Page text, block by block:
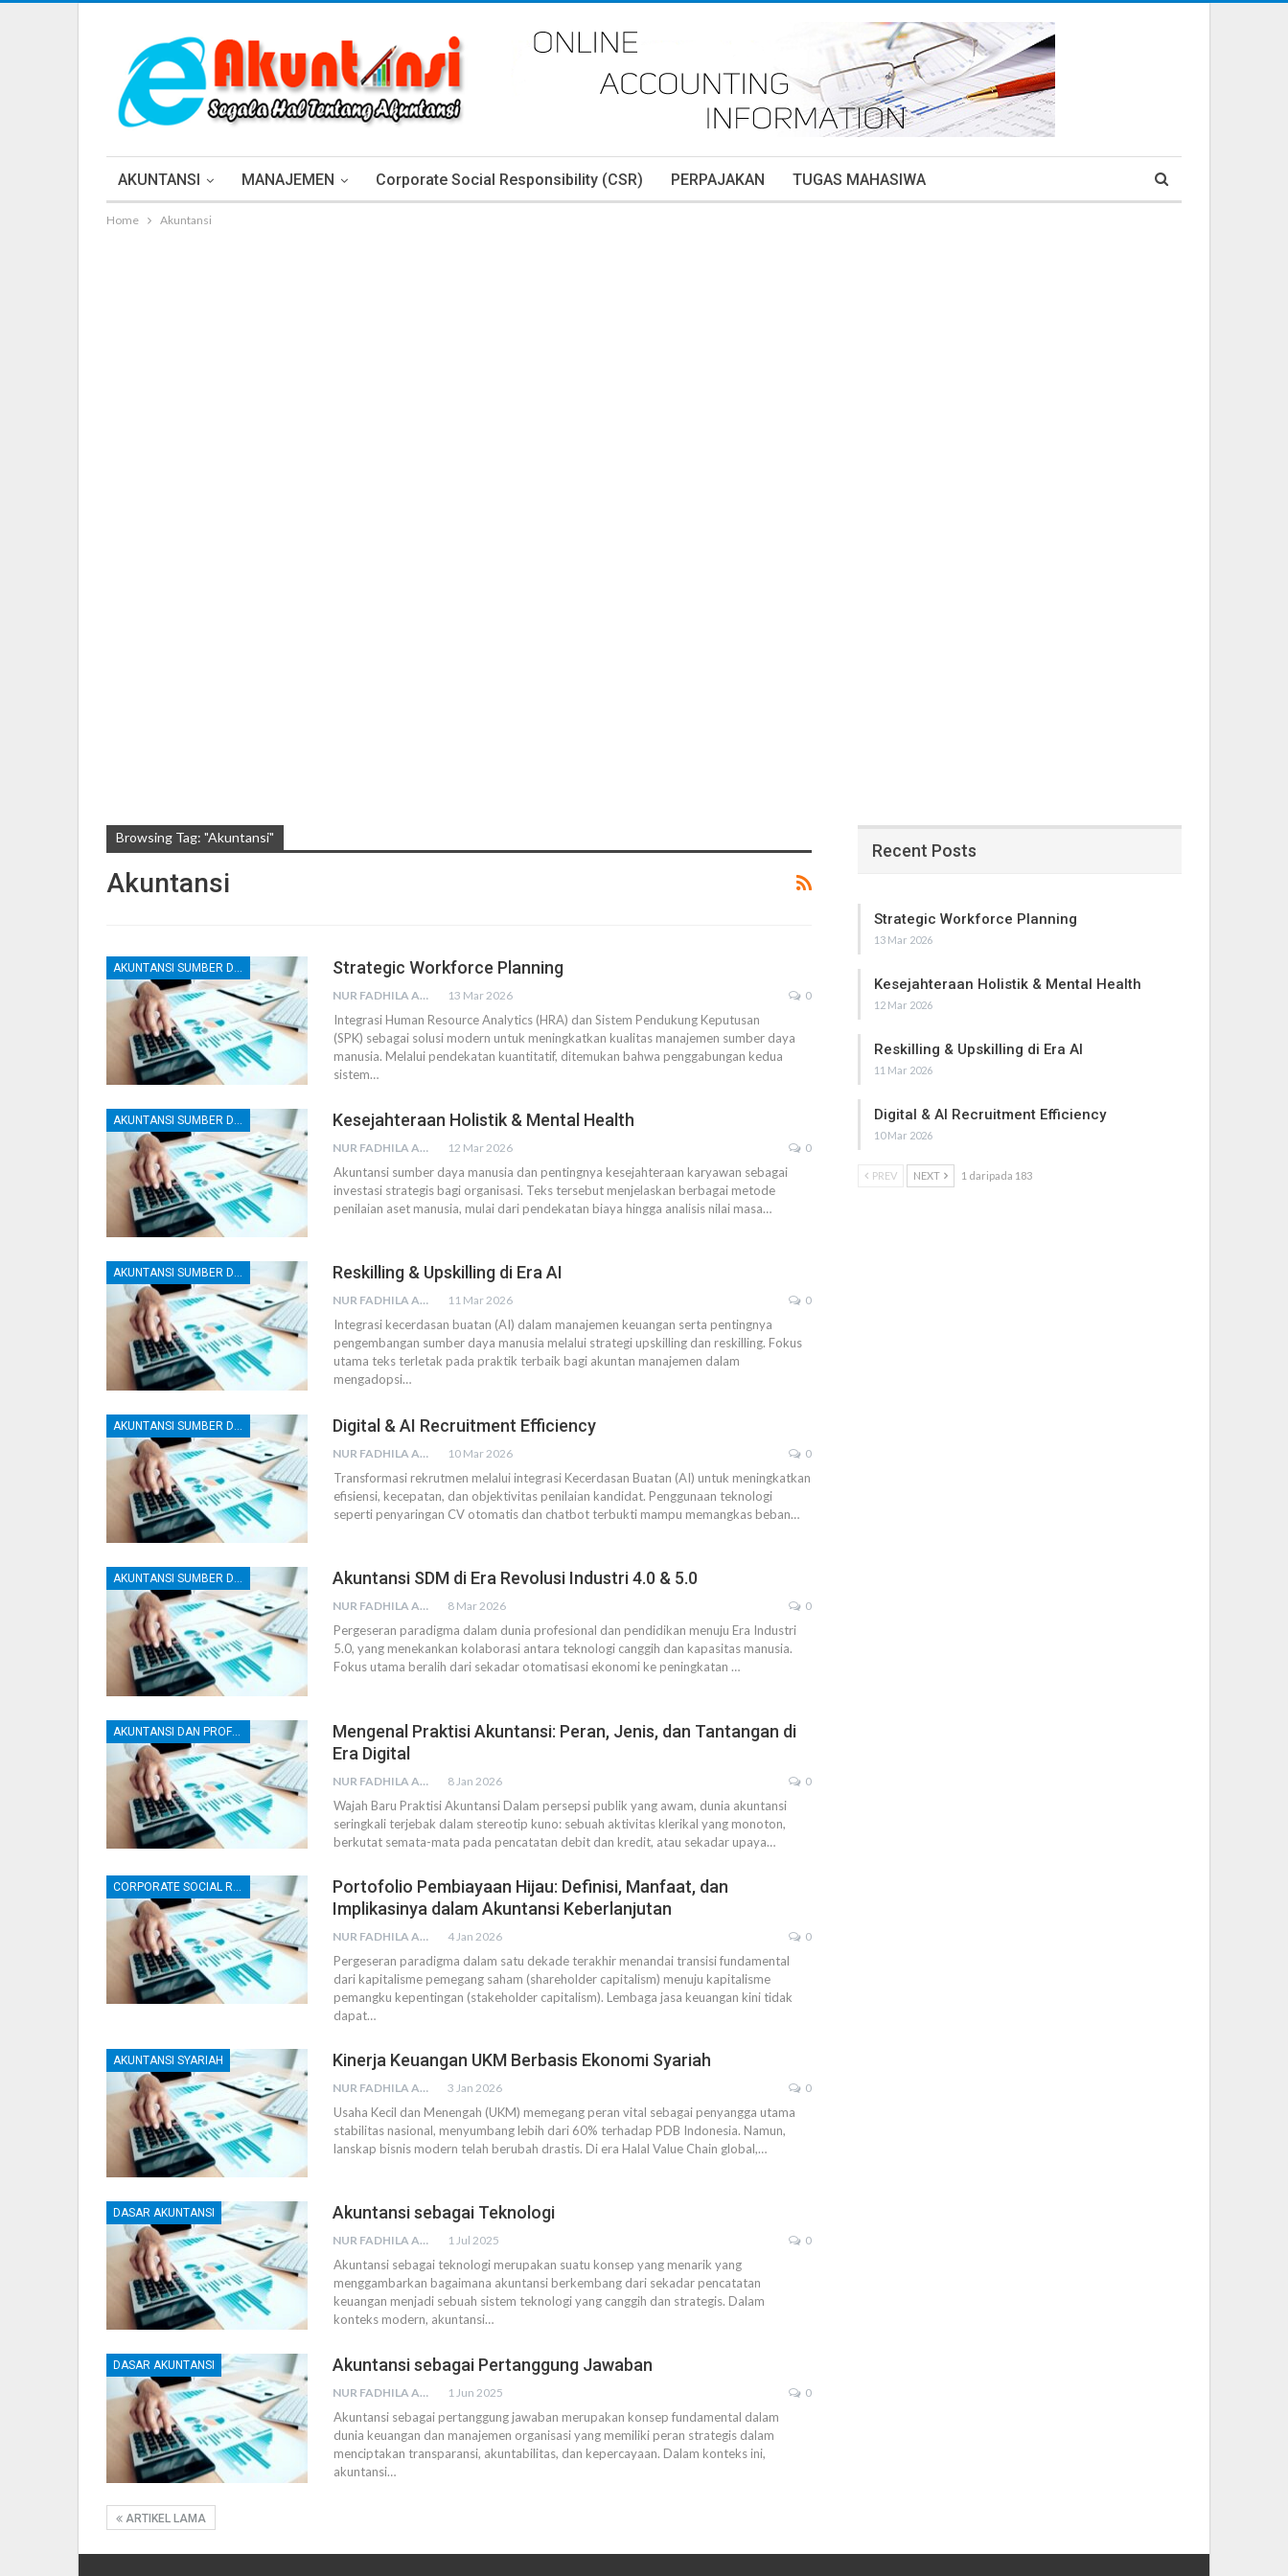
AKUNTANSI MANAJEMEN Corporate Social Responsibility (CSR) PERPAJAKAN TUGAS MAHASIWA
Home Akuntansi
Browsing Tag: "Akuntansi"
Akuntansi
Strategic Workforce Planning
NUR FADHILA AMRI, SE., AK., M.SI 13 Mar 2026 0
Integrasi Human Resource Analytics (HRA) dan Sistem Pendukung Keputusan
(SPK) sebagai solusi modern untuk meningkatkan kualitas manajemen sumber daya
manusia. Melalui pendekatan kuantitatif, ditemukan bahwa penggabungan kedua
sistem…
AKUNTANSI SUMBER DAYA MANUSIA (SDM) Kesejahteraan Holistik & Mental Health
NUR FADHILA AMRI, SE., AK., M.SI 12 Mar 2026 0
Akuntansi sumber daya manusia dan pentingnya kesejahteraan karyawan sebagai
investasi strategis bagi organisasi. Teks tersebut menjelaskan berbagai metode
penilaian aset manusia, mulai dari pendekatan biaya hingga analisis nilai masa…
AKUNTANSI SUMBER DAYA MANUSIA (SDM) Reskilling & Upskilling di Era AI
NUR FADHILA AMRI, SE., AK., M.SI 11 Mar 2026 0
Integrasi kecerdasan buatan (AI) dalam manajemen keuangan serta pentingnya
pengembangan sumber daya manusia melalui strategi upskilling dan reskilling. Fokus
utama teks terletak pada praktik terbaik bagi akuntan manajemen dalam
mengadopsi…
AKUNTANSI SUMBER DAYA MANUSIA (SDM) Digital & AI Recruitment Efficiency
NUR FADHILA AMRI, SE., AK., M.SI 10 Mar 2026 0
Transformasi rekrutmen melalui integrasi Kecerdasan Buatan (AI) untuk meningkatkan
efisiensi, kecepatan, dan objektivitas penilaian kandidat. Penggunaan teknologi
seperti penyaringan CV otomatis dan chatbot terbukti mampu memangkas beban…
AKUNTANSI SUMBER DAYA MANUSIA (SDM) Akuntansi SDM di Era Revolusi Industri 4.0 & 5.0
NUR FADHILA AMRI, SE., AK., M.SI 8 Mar 2026 0
Pergeseran paradigma dalam dunia profesional dan pendidikan menuju Era Industri
5.0, yang menekankan kolaborasi antara teknologi canggih dan kapasitas manusia.
Fokus utama beralih dari sekadar otomatisasi ekonomi ke peningkatan …
AKUNTANSI DAN PROFESI AKUNTAN
Mengenal Praktisi Akuntansi: Peran, Jenis, dan Tantangan di
Era Digital
NUR FADHILA AMRI, SE., AK., M.SI 8 Jan 2026 0
Wajah Baru Praktisi Akuntansi Dalam persepsi publik yang awam, dunia akuntansi
seringkali terjebak dalam stereotip kuno: sebuah aktivitas klerikal yang monoton,
berkutat semata-mata pada pencatatan debit dan kredit, atau sekadar upaya…
Portofolio Pembiayaan Hijau: Definisi, Manfaat, dan
Implikasinya dalam Akuntansi Keberlanjutan
NUR FADHILA AMRI, SE., AK., M.SI 4 Jan 2026 0
Pergeseran paradigma dalam satu dekade terakhir menandai transisi fundamental
dari kapitalisme pemegang saham (shareholder capitalism) menuju kapitalisme
pemangku kepentingan (stakeholder capitalism). Lembaga jasa keuangan kini tidak
dapat…
AKUNTANSI SYARIAH Kinerja Keuangan UKM Berbasis Ekonomi Syariah
NUR FADHILA AMRI, SE., AK., M.SI 3 Jan 2026 0
Usaha Kecil dan Menengah (UKM) memegang peran vital sebagai penyangga utama
stabilitas nasional, menyumbang lebih dari 60% terhadap PDB Indonesia. Namun,
lanskap bisnis modern telah berubah drastis. Di era Halal Value Chain global,…
DASAR AKUNTANSI Akuntansi sebagai Teknologi
NUR FADHILA AMRI, SE., AK., M.SI 1 Jul 2025 0
Akuntansi sebagai teknologi merupakan suatu konsep yang menarik yang
menggambarkan bagaimana akuntansi berkembang dari sekadar pencatatan
keuangan menjadi sebuah sistem teknologi yang canggih dan strategis. Dalam
konteks modern, akuntansi…
DASAR AKUNTANSI Akuntansi sebagai Pertanggung Jawaban
NUR FADHILA AMRI, SE., AK., M.SI 1 Jun 2025 0
Akuntansi sebagai pertanggung jawaban merupakan konsep fundamental dalam
dunia keuangan dan manajemen organisasi yang memiliki peran strategis dalam
menciptakan transparansi, akuntabilitas, dan kepercayaan. Dalam konteks ini,
akuntansi…
ARTIKEL LAMA
Recent Posts
Strategic Workforce Planning
13 Mar 2026
Kesejahteraan Holistik & Mental Health
12 Mar 2026
Reskilling & Upskilling di Era AI
11 Mar 2026
Digital & AI Recruitment Efficiency
10 Mar 2026
PREV NEXT 1 daripada 183